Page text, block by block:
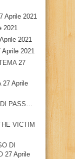
Aprile 2021
2021
2021
Aprile 2021
27
27 Aprile
DI PASS…
VICTIM
DI
27 Aprile